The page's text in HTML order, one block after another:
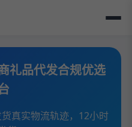
礼品代发合规优选
真实物流轨迹，12小时